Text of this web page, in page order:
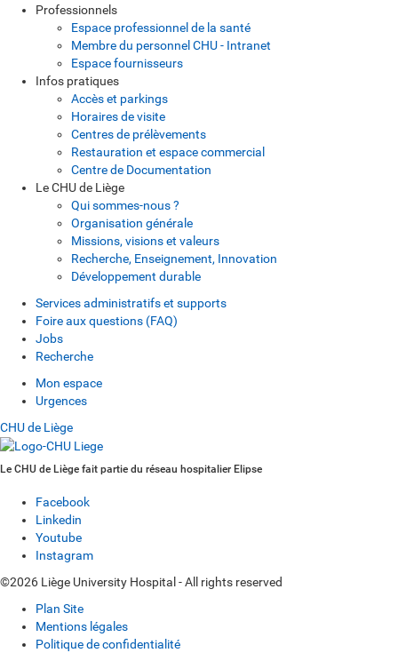
Professionnels
Espace professionnel de la santé
Membre du personnel CHU - Intranet
Espace fournisseurs
Infos pratiques
Accès et parkings
Horaires de visite
Centres de prélèvements
Restauration et espace commercial
Centre de Documentation
Le CHU de Liège
Qui sommes-nous ?
Organisation générale
Missions, visions et valeurs
Recherche, Enseignement, Innovation
Développement durable
Services administratifs et supports
Foire aux questions (FAQ)
Jobs
Recherche
Mon espace
Urgences
CHU de Liège
Le CHU de Liège fait partie du réseau hospitalier Elipse
Facebook
Linkedin
Youtube
Instagram
©2026 Liège University Hospital - All rights reserved
Plan Site
Mentions légales
Politique de confidentialité